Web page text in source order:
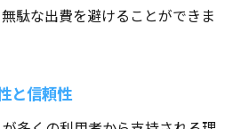
駄な出費を避けることができま
と信頼性